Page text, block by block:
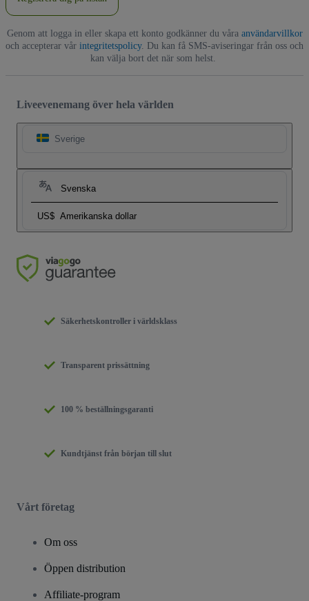
Genom att logga in eller skapa ett konto godkänner du våra användarvillkor
och accepterar vår integritetspolicy. Du kan få SMS-aviseringar från oss och
kan välja bort det när som helst.
Liveevenemang över hela världen
Sverige
Svenska
US$ Amerikanska dollar
Säkerhetskontroller i världsklass
Transparent prissättning
100 % beställningsgaranti
Kundtjänst från början till slut
Vårt företag
Om oss
Öppen distribution
Affiliate-program